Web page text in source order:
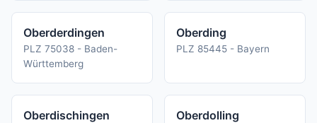
Oberderdingen
PLZ 75038 - Baden-
Württemberg
Oberding
PLZ 85445 - Bayern
Oberdischingen Oberdolling